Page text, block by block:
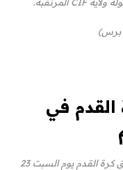
برس)
القدم في
استضافت مدرسة بارستو الثانوية مأدبة فريق كرة القدم يوم السبت 23